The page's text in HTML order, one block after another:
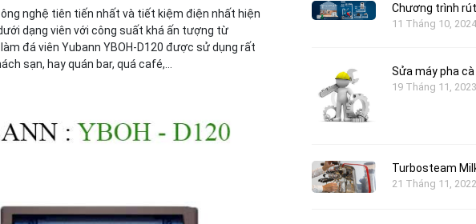
nghệ tiên tiến nhất và tiết kiệm điện nhất hiện
dạng viên với công suất khá ấn tượng từ
đá viên Yubann YBOH-D120 được sử dụng rất
sạn, hay quán bar, quá café,…
Chương trình
11 Tháng 10, 2024
Sửa máy pha cà
19 Tháng 11, 2023
Turbosteam
21 Tháng 11, 2022